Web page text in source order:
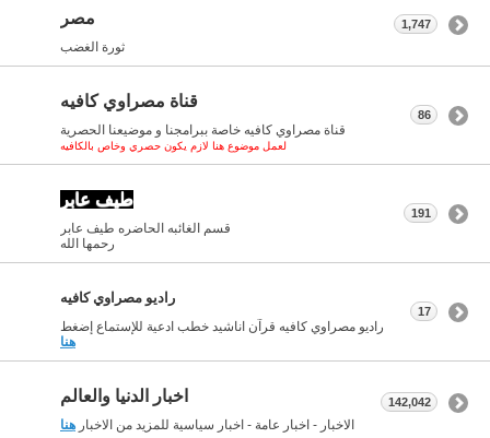
مصر
ثورة الغضب
1,747
قناة مصراوي كافيه
قناة مصراوي كافيه خاصة ببرامجنا و موضيعنا الحصرية
لعمل موضوع هنا لازم يكون حصري وخاص بالكافيه
86
طيف عابر
قسم الغائبه الحاضره طيف عابر
رحمها الله
191
راديو مصراوي كافيه
راديو مصراوي كافيه قرآن اناشيد خطب ادعية للإستماع إضغط
هنا
17
اخبار الدنيا والعالم
الاخبار - اخبار عامة - اخبار سياسية للمزيد من الاخبار هنا
142,042